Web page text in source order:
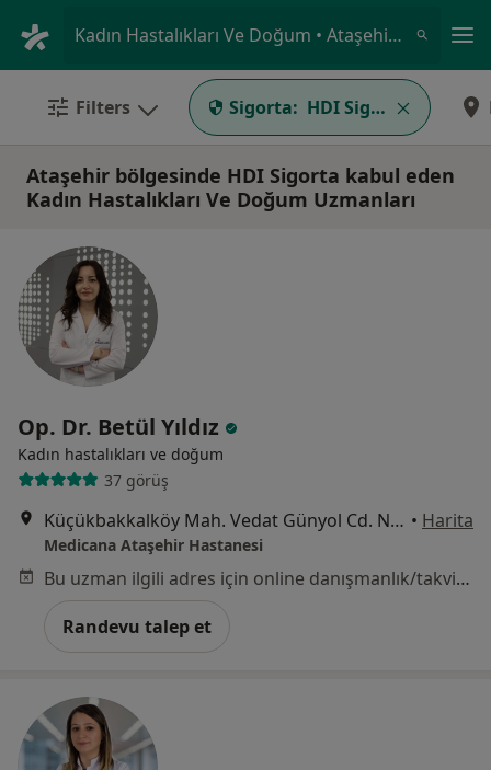
Kadın Hastalıkları Ve Doğum • Ataşehir, İstanbul
Filters Sigorta: HDI Sigorta
Ataşehir bölgesinde HDI Sigorta kabul eden
Kadın Hastalıkları Ve Doğum Uzmanları
Op. Dr. Betül Yıldız
Kadın hastalıkları ve doğum
37 görüş
Küçükbakkalköy Mah. Vedat Günyol Cd. No:24, Ataşehir • Harita
Medicana Ataşehir Hastanesi
Bu uzman ilgili adres için online danışmanlık/takvim sunmuyor.
Randevu talep et